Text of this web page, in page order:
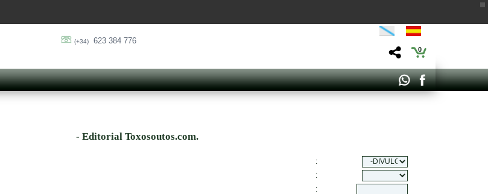
(+34) 623 384 776
0
- Editorial Toxosoutos.com.
:
:
: